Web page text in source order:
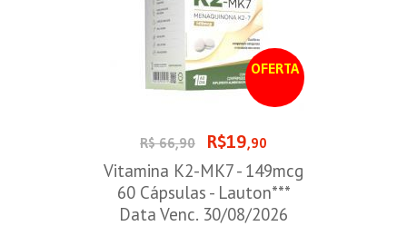
OFERTA
R$ 66,90 R$19,90
Vitamina K2-MK7 - 149mcg
60 Cápsulas - Lauton***
Data Venc. 30/08/2026